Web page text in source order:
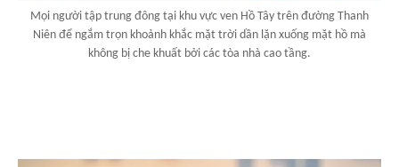
Mọi người tập trung đông tại khu vực ven Hồ Tây trên đường Thanh
Niên để ngắm trọn khoảnh khắc mặt trời dần lặn xuống mặt hồ mà
không bị che khuất bởi các tòa nhà cao tầng.